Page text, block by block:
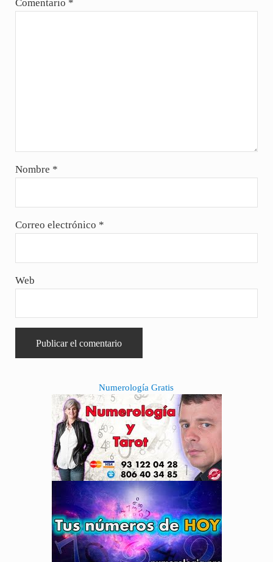
Comentario *
Nombre *
Correo electrónico *
Web
Sidebar Numerología Gratis